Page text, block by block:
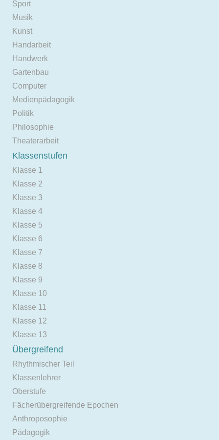
Sport
Musik
Kunst
Handarbeit
Handwerk
Gartenbau
Computer
Medienpädagogik
Politik
Philosophie
Theaterarbeit
Klassenstufen
Klasse 1
Klasse 2
Klasse 3
Klasse 4
Klasse 5
Klasse 6
Klasse 7
Klasse 8
Klasse 9
Klasse 10
Klasse 11
Klasse 12
Klasse 13
Übergreifend
Rhythmischer Teil
Klassenlehrer
Oberstufe
Fächerübergreifende Epochen
Anthroposophie
Pädagogik